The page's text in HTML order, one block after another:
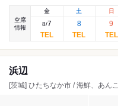
空席
情報
金
8/7
土
8
日
9
浜辺
[茨城] ひたちなか市 / 海鮮、あんこ